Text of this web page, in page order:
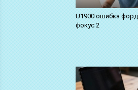
U1900 ошибка форд
фокус 2